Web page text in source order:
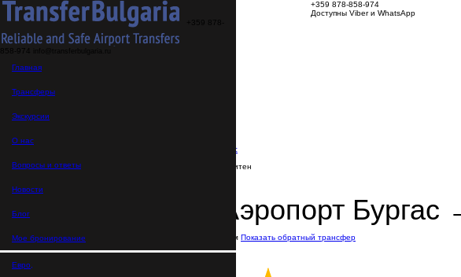
+359 878-
858-974
Главная
Трансферы
Экскурсии
О нас
Вопросы и ответы
Новости
Блог
Мое бронирование
Евро,
+359 878-858-974
Доступны Viber и WhatsApp
Трансферы из Аэропорта Бургас
Трансфер Аэропорт Бургас → Китен
Трансфер Аэропорт Бургас
В пути: 1 час 20 минут Расстояние: 67 км Показать обратный трансфер
Цена указана за машину